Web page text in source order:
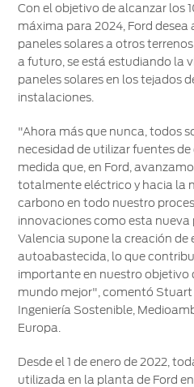
Con el objetivo de alcanzar los
máxima para 2024, Ford desea
paneles solares a otros
a futuro, se está estudiando la
paneles solares en los tejados
instalaciones.
"Ahora más que nunca, todos
necesidad de utilizar fuentes de
medida que, en Ford,
totalmente eléctrico y hacia la
carbono en todo nuestro
innovaciones como esta nueva
Valencia supone la creación de
autoabastecida, lo que
importante en nuestro objetivo
mundo mejor", comentó
Ingeniería Sostenible,
Europa.
Desde el 1 de enero de 2022,
utilizada en la planta de Ford